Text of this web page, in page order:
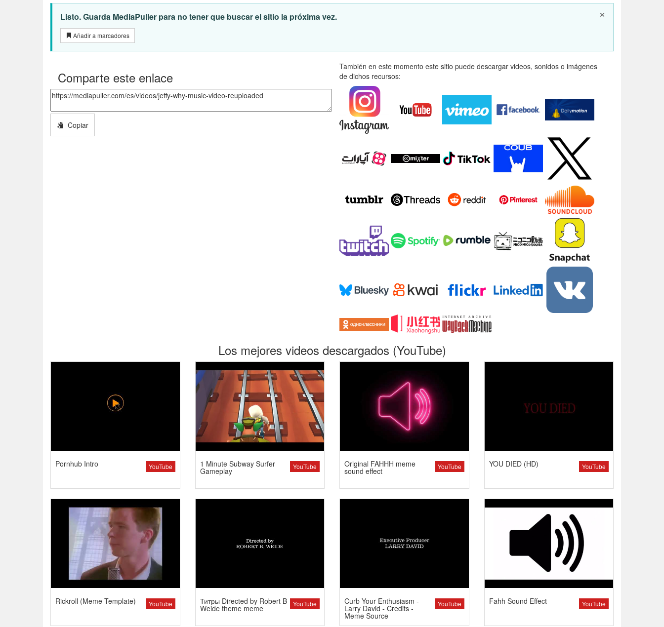
×
Listo. Guarda MediaPuller para no tener que buscar el sitio la próxima vez.
Añadir a marcadores
Comparte este enlace
Copiar
También en este momento este sitio puede descargar videos, sonidos o imágenes
de dichos recursos:
Los mejores videos descargados (YouTube)
YouTube
Pornhub Intro YouTube
1 Minute Subway Surfer
Gameplay
YouTube
Original FAHHH meme
sound effect
YouTube
YOU DIED (HD)
YouTube
Rickroll (Meme Template) YouTube
Титры Directed by Robert B
Weide theme meme
YouTube
Curb Your Enthusiasm -
Larry David - Credits -
Meme Source
YouTube
Fahh Sound Effect